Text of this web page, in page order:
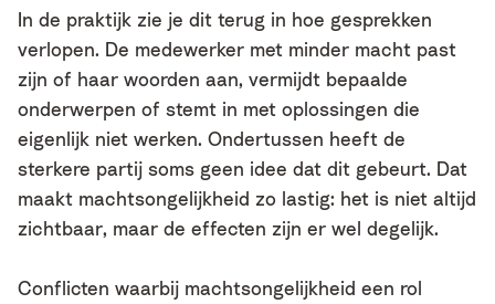
In de praktijk zie je dit terug in hoe gesprekken
verlopen. De medewerker met minder macht past
zijn of haar woorden aan, vermijdt bepaalde
onderwerpen of stemt in met oplossingen die
eigenlijk niet werken. Ondertussen heeft de
sterkere partij soms geen idee dat dit gebeurt. Dat
maakt machtsongelijkheid zo lastig: het is niet altijd
zichtbaar, maar de effecten zijn er wel degelijk.
Conflicten waarbij machtsongelijkheid een rol